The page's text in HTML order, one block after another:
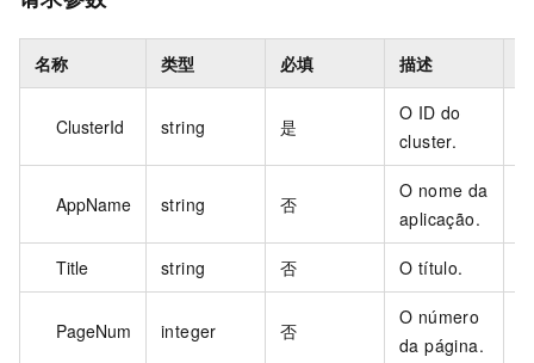
名称 类型 必填 描述
ClusterId string 是
O ID do
cluster.
AppName string 否
O nome da
aplicação.
Title string 否 O título.
PageNum integer 否
O número
da página.